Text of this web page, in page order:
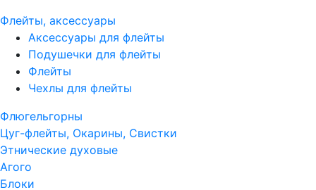
Флейты, аксессуары
Аксессуары для флейты
Подушечки для флейты
Флейты
Чехлы для флейты
Флюгельгорны
Цуг-флейты, Окарины, Свистки
Этнические духовые
Агого
Блоки